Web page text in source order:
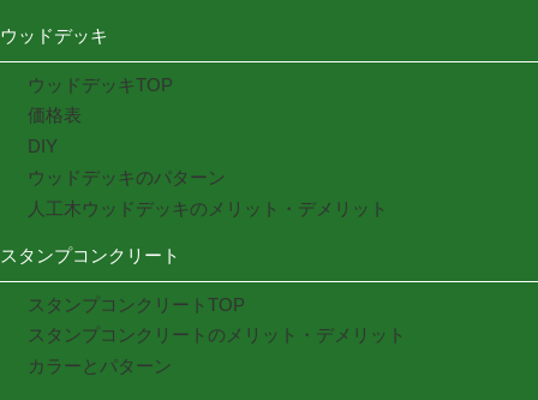
ウッドデッキ
ウッドデッキTOP
価格表
DIY
ウッドデッキのパターン
人工木ウッドデッキのメリット・デメリット
スタンプコンクリート
スタンプコンクリートTOP
スタンプコンクリートのメリット・デメリット
カラーとパターン